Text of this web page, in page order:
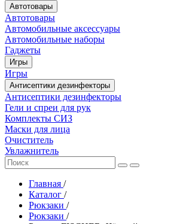
Автотовары
Автотовары
Автомобильные аксессуары
Автомобильные наборы
Гаджеты
Игры
Игры
Антисептики дезинфекторы
Антисептики дезинфекторы
Гели и спреи для рук
Комплекты СИЗ
Маски для лица
Очиститель
Увлажнитель
Главная /
Каталог /
Рюкзаки /
Рюкзаки /